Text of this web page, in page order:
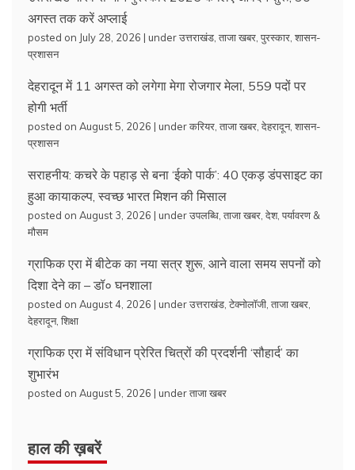
अगस्त तक करें अप्लाई
posted on July 28, 2026 | underउत्तराखंड ताजा खबर पुरस्कार शासन-
प्रशासन
देहरादून में 11 अगस्त को लगेगा मेगा रोजगार मेला, 559 पदों पर
होगी भर्ती
posted on August 5, 2026 | underकरियर ताजा खबर देहरादून, शासन-
प्रशासन
सराहनीय: कचरे के पहाड़ से बना ‘ईको पार्क’: 40 एकड़ डंपसाइट का
हुआ कायाकल्प, स्वच्छ भारत मिशन की मिसाल
posted on August 3, 2026 | underउपलब्धि ताजा खबर देश, पर्यावरण &
मौसम
ग्राफिक एरा में बीटेक का नया सत्र शुरू, आने वाला समय सपनों को
दिशा देने का – डॉ० घनशाला
posted on August 4, 2026 | underउत्तराखंड टेक्नोलॉजी ताजा खबर
देहरादून, शिक्षा
ग्राफिक एरा में संविधान प्रेरित चित्रों की प्रदर्शनी ‘सौहार्द’ का
शुभारंभ
posted on August 5, 2026 | underताजा खबर
हाल की ख़बरें